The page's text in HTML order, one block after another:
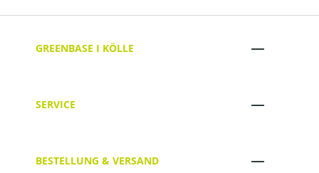
GREENBASE I KÖLLE
SERVICE
BESTELLUNG & VERSAND